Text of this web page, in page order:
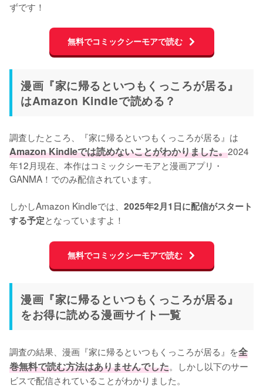
ずです！
無料でコミックシーモアで読む
漫画『家に帰るといつもくっころが居る』
はAmazon Kindleで読める？
調査したところ、『家に帰るといつもくっころが居る』は
Amazon Kindleでは読めないことがわかりました。2024
年12月現在、本作はコミックシーモアと漫画アプリ・
GANMA！でのみ配信されています。
しかしAmazon Kindleでは、 2025年2月1日に配信がスタート
する予定となっていますよ！
無料でコミックシーモアで読む
漫画『家に帰るといつもくっころが居る』
をお得に読める漫画サイト一覧
調査の結果、漫画『家に帰るといつもくっころが居る』を全
巻無料で読む方法はありませんでした。しかし以下のサー
ビスで配信されていることがわかりました。